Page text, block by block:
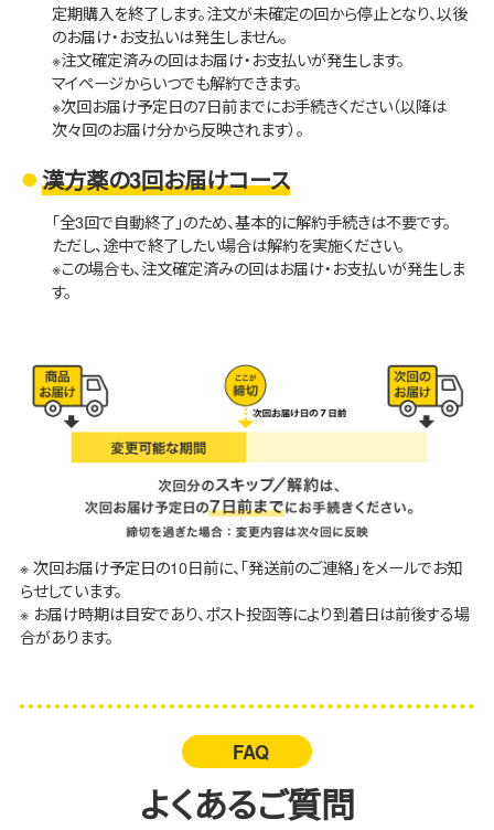
定期購入を終了します。注文が未確定の回から停止となり、以後
のお届け・お支払いは発生しません。
※注文確定済みの回はお届け・お支払いが発生します。
マイページからいつでも解約できます。
※次回お届け予定日の7日前までにお手続きください（以降は
次々回のお届け分から反映されます）。
漢方薬の3回お届けコース
「全3回で自動終了」のため、基本的に解約手続きは不要です。
ただし、途中で終了したい場合は解約を実施ください。
※この場合も、注文確定済みの回はお届け・お支払いが発生しま
す。
※ 次回お届け予定日の10日前に、「発送前のご連絡」をメールでお知
らせしています。
※ お届け時期は目安であり、ポスト投函等により到着日は前後する場
合があります。
FAQ
よくあるご質問